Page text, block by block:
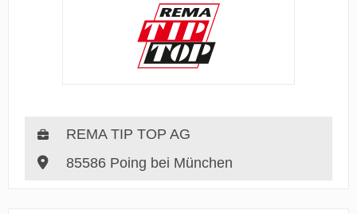
REMA TIP TOP AG
85586 Poing bei München